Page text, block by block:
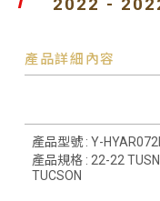
產品詳細內容
產品型號 : Y-
產品規格 : 22-22
TUCSON